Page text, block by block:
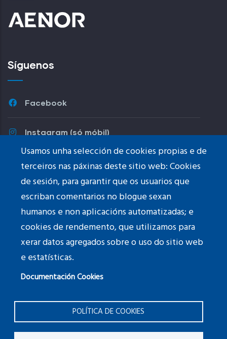
Usamos unha selección de cookies propias e de
terceiros nas páxinas deste sitio web: Cookies
de sesión, para garantir que os usuarios que
escriban comentarios no blogue sexan
humanos e non aplicacións automatizadas; e
cookies de rendemento, que utilizamos para
xerar datos agregados sobre o uso do sitio web
e estatísticas.
Documentación Cookies
POLÍTICA DE COOKIES
Síguenos
Facebook
Instagram (só móbil)
Youtube
Fotografías dobanner
publican neste sitio web, a pesar de ter asinado o
correspondente formulario de autorización do uso da
imaxe persoal polo centro, pode solicitar a retirada de